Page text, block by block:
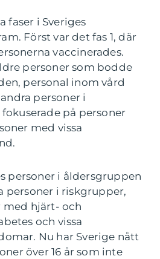
faser i Sveriges
Först var det fas 1, där
vaccinerades.
personer som bodde
personal inom vård
personer i
på personer
med vissa
personer i åldersgruppen
personer i riskgrupper,
med hjärt- och
och vissa
Nu har Sverige nått
över 16 år som inte